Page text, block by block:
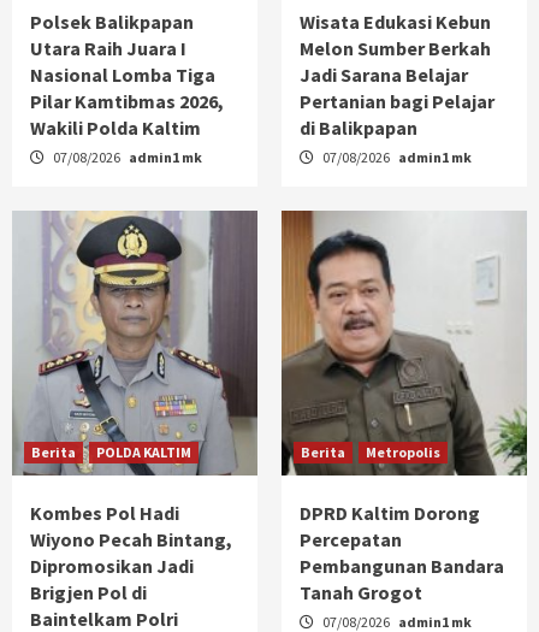
Polsek Balikpapan
Utara Raih Juara I
Nasional Lomba Tiga
Pilar Kamtibmas 2026,
Wakili Polda Kaltim
07/08/2026 admin1 mk
Wisata Edukasi Kebun
Melon Sumber Berkah
Jadi Sarana Belajar
Pertanian bagi Pelajar
di Balikpapan
07/08/2026 admin1 mk
Berita POLDA KALTIM
Kombes Pol Hadi
Wiyono Pecah Bintang,
Dipromosikan Jadi
Brigjen Pol di
Baintelkam Polri
Berita Metropolis
DPRD Kaltim Dorong
Percepatan
Pembangunan Bandara
Tanah Grogot
07/08/2026 admin1 mk